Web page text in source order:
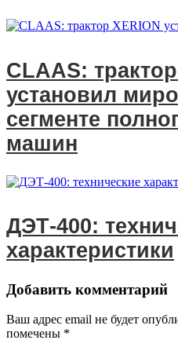
CLAAS:
установил
сегменте
машин
ДЭТ-400:
характеристики
Добавить комментарий
Ваш адрес email не будет
помечены *